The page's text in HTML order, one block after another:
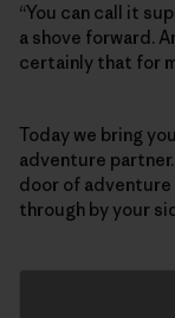
“You can call it
a shove forward.
certainly that for
Today we bring
adventure
door of adventure
through by your